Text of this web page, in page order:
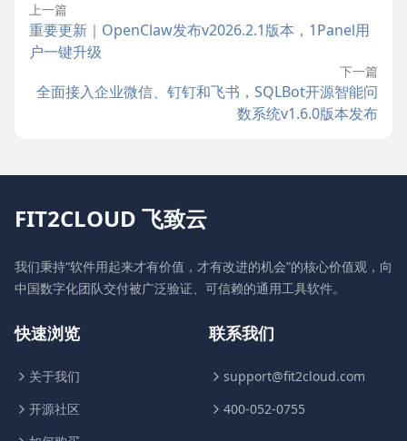
上一篇
重要更新｜OpenClaw发布v2026.2.1版本，1Panel用
户一键升级
下一篇
全面接入企业微信、钉钉和飞书，SQLBot开源智能问
数系统v1.6.0版本发布
FIT2CLOUD 飞致云
我们秉持“软件用起来才有价值，才有改进的机会”的核心价值观，向
中国数字化团队交付被广泛验证、可信赖的通用工具软件。
快速浏览
关于我们
开源社区
联系我们
support@fit2cloud.com
400-052-0755